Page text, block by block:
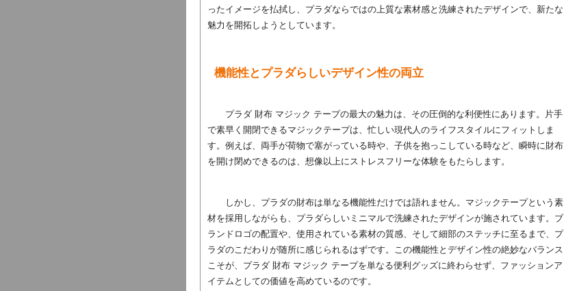
ったイメージを払拭し、プラダならではの上質な素材感と洗練されたデザインで、新たな
魅力を開拓しようとしています。
機能性とプラダらしいデザイン性の両立
プラダ 財布 マジック テープの最大の魅力は、その圧倒的な利便性にあります。片手
で素早く開閉できるマジックテープは、忙しい現代人のライフスタイルにフィットしま
す。例えば、両手が荷物で塞がっている時や、子供を抱っこしている時など、瞬時に財布
を開け閉めできるのは、想像以上にストレスフリーな体験をもたらします。
しかし、プラダの財布は単なる機能性だけでは語れません。マジックテープという素
材を採用しながらも、プラダらしいミニマルで洗練されたデザインが施されています。ブ
ランドロゴの配置や、使用されている素材の質感、そして細部のステッチに至るまで、プ
ラダのこだわりが随所に感じられるはずです。この機能性とデザイン性の絶妙なバランス
こそが、プラダ 財布 マジック テープを単なる便利グッズに終わらせず、ファッションア
イテムとしての価値を高めているのです。